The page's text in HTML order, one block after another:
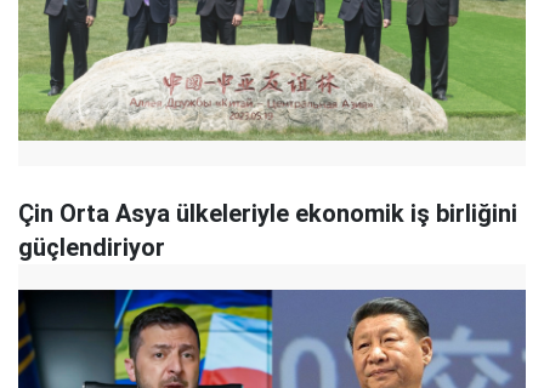
Çin Orta Asya ülkeleriyle ekonomik iş birliğini
güçlendiriyor